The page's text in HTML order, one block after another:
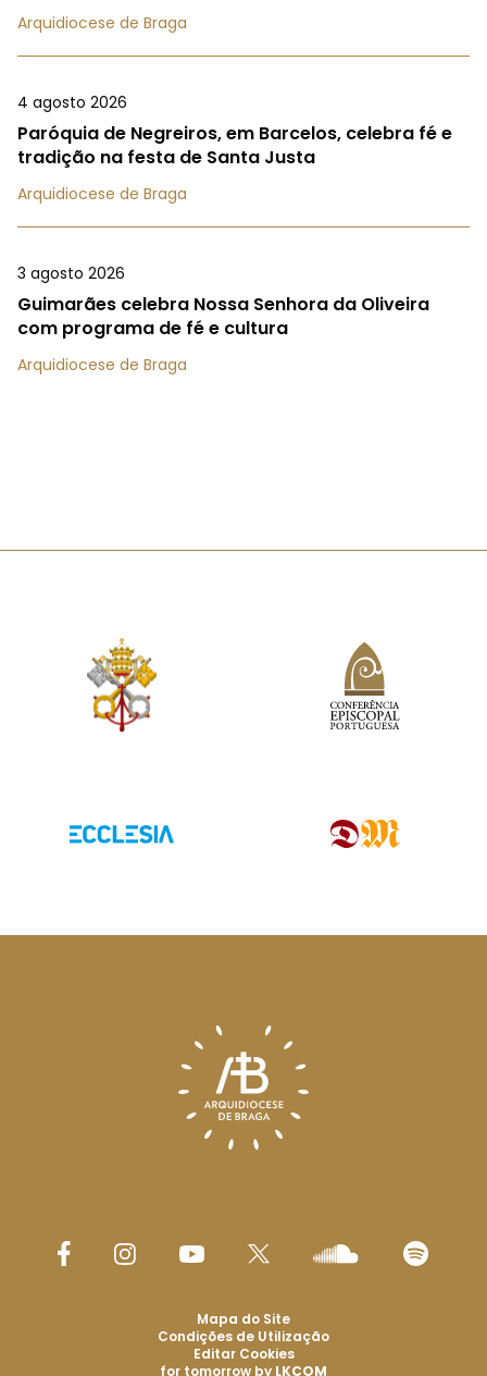
Arquidiocese de Braga
4 agosto 2026
Paróquia de Negreiros, em Barcelos, celebra fé e
tradição na festa de Santa Justa
Arquidiocese de Braga
3 agosto 2026
Guimarães celebra Nossa Senhora da Oliveira
com programa de fé e cultura
Arquidiocese de Braga
Mapa do Site
Condições de Utilização
Editar Cookies
for tomorrow by LKCOM